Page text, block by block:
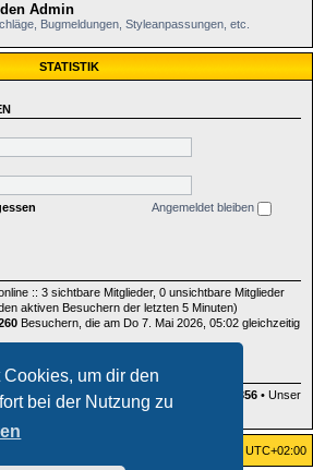
um dir den
bei der Nutzung zu
Admin
Bugmeldungen, Styleanpassungen, etc.
STATISTIK
Angemeldet bleiben
:: 3 sichtbare Mitglieder, 0 unsichtbare Mitglieder
aktiven Besuchern der letzten 5 Minuten)
Besuchern, die am Do 7. Mai 2026, 05:02 gleichzeitig
insgesamt885 356 • Unser
UTC+02:00